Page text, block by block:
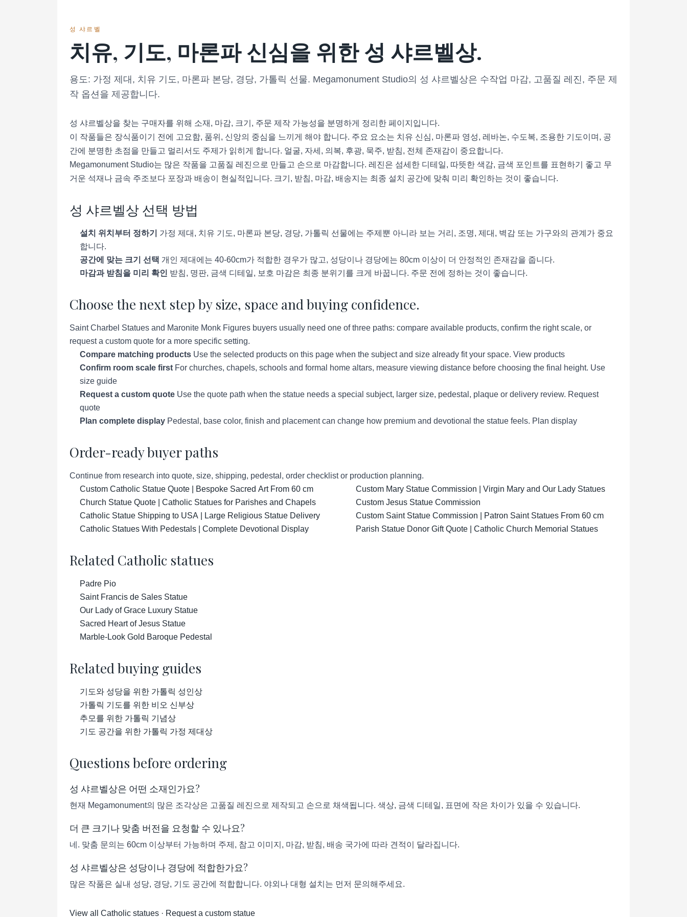
성 샤르벨
치유, 기도, 마론파 신심을 위한 성 샤르벨상.
용도: 가정 제대, 치유 기도, 마론파 본당, 경당, 가톨릭 선물. Megamonument Studio의 성 샤르벨상은 수작업 마감, 고품질 레진, 주문 제
작 옵션을 제공합니다.
성 샤르벨상을 찾는 구매자를 위해 소재, 마감, 크기, 주문 제작 가능성을 분명하게 정리한 페이지입니다.
이 작품들은 장식품이기 전에 고요함, 품위, 신앙의 중심을 느끼게 해야 합니다. 주요 요소는 치유 신심, 마론파 영성, 레바논, 수도복, 조용한 기도이며, 공
간에 분명한 초점을 만들고 멀리서도 주제가 읽히게 합니다. 얼굴, 자세, 의복, 후광, 묵주, 받침, 전체 존재감이 중요합니다.
Megamonument Studio는 많은 작품을 고품질 레진으로 만들고 손으로 마감합니다. 레진은 섬세한 디테일, 따뜻한 색감, 금색 포인트를 표현하기 좋고 무
거운 석재나 금속 주조보다 포장과 배송이 현실적입니다. 크기, 받침, 마감, 배송지는 최종 설치 공간에 맞춰 미리 확인하는 것이 좋습니다.
성 샤르벨상 선택 방법
설치 위치부터 정하기
가정 제대, 치유 기도, 마론파 본당, 경당, 가톨릭 선물에는 주제뿐 아니라 보는 거리, 조명, 제대, 벽감 또는 가구와의 관계가 중요
합니다.
공간에 맞는 크기 선택 개인 제대에는 40-60cm가 적합한 경우가 많고, 성당이나 경당에는 80cm 이상이 더 안정적인 존재감을 줍니다.
마감과 받침을 미리 확인 받침, 명판, 금색 디테일, 보호 마감은 최종 분위기를 크게 바꿉니다. 주문 전에 정하는 것이 좋습니다.
Choose the next step by size, space and buying confidence.
Saint Charbel Statues and Maronite Monk Figures buyers usually need one of three paths: compare available products, confirm the right scale, or
request a custom quote for a more specific setting.
Compare matching products Use the selected products on this page when the subject and size already fit your space. View products
Confirm room scale first For churches, chapels, schools and formal home altars, measure viewing distance before choosing the final height. Use
size guide
Request a custom quote Use the quote path when the statue needs a special subject, larger size, pedestal, plaque or delivery review. Request
quote
Plan complete display Pedestal, base color, finish and placement can change how premium and devotional the statue feels. Plan display
Order-ready buyer paths
Continue from research into quote, size, shipping, pedestal, order checklist or production planning.
Custom Catholic Statue Quote | Bespoke Sacred Art From 60 cm
Church Statue Quote | Catholic Statues for Parishes and Chapels
Catholic Statue Shipping to USA | Large Religious Statue Delivery
Catholic Statues With Pedestals | Complete Devotional Display
Custom Mary Statue Commission | Virgin Mary and Our Lady Statues
Custom Jesus Statue Commission
Custom Saint Statue Commission | Patron Saint Statues From 60 cm
Parish Statue Donor Gift Quote | Catholic Church Memorial Statues
Related Catholic statues
Padre Pio
Saint Francis de Sales Statue
Our Lady of Grace Luxury Statue
Sacred Heart of Jesus Statue
Marble-Look Gold Baroque Pedestal
Related buying guides
기도와 성당을 위한 가톨릭 성인상
가톨릭 기도를 위한 비오 신부상
추모를 위한 가톨릭 기념상
기도 공간을 위한 가톨릭 가정 제대상
Questions before ordering
성 샤르벨상은 어떤 소재인가요?
현재 Megamonument의 많은 조각상은 고품질 레진으로 제작되고 손으로 채색됩니다. 색상, 금색 디테일, 표면에 작은 차이가 있을 수 있습니다.
더 큰 크기나 맞춤 버전을 요청할 수 있나요?
네. 맞춤 문의는 60cm 이상부터 가능하며 주제, 참고 이미지, 마감, 받침, 배송 국가에 따라 견적이 달라집니다.
성 샤르벨상은 성당이나 경당에 적합한가요?
많은 작품은 실내 성당, 경당, 기도 공간에 적합합니다. 야외나 대형 설치는 먼저 문의해주세요.
View all Catholic statues · Request a custom statue